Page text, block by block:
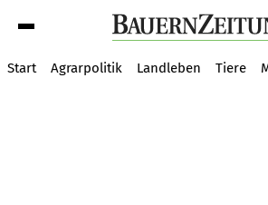
Start Agrarpolitik Landleben Tiere